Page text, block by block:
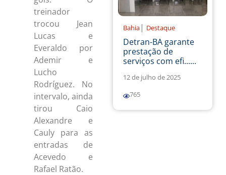
treinador
trocou Jean
Lucas e
Everaldo por
Ademir e
Lucho
Rodríguez. No
intervalo, ainda
tirou Caio
Alexandre e
Cauly para as
entradas de
Acevedo e
Rafael Ratão.
Bahia | Destaque
Detran-BA garante
prestação de
serviços com efi......
12 de julho de 2025
765